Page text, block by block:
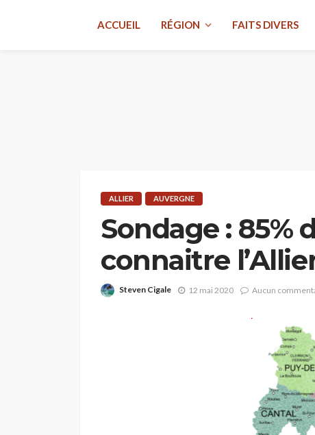
ACCUEIL RÉGION FAITS DIVERS
ALLIER AUVERGNE
Sondage : 85%
connaitre
Steven Cigale 12 mai 2020 Aucun